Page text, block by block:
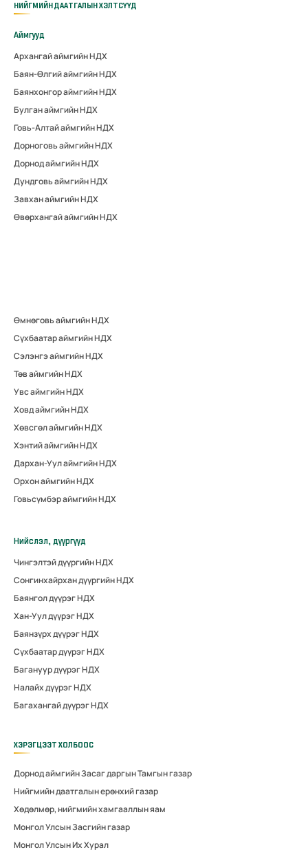
НИЙГМИЙН ДААТГАЛЫН ХЭЛТСҮҮД
Аймгууд
Архангай аймгийн НДХ
Баян-Өлгий аймгийн НДХ
Баянхонгор аймгийн НДХ
Булган аймгийн НДХ
Говь-Алтай аймгийн НДХ
Дорноговь аймгийн НДХ
Дорнод аймгийн НДХ
Дундговь аймгийн НДХ
Завхан аймгийн НДХ
Өвөрхангай аймгийн НДХ
Өмнөговь аймгийн НДХ
Сүхбаатар аймгийн НДХ
Сэлэнгэ аймгийн НДХ
Төв аймгийн НДХ
Увс аймгийн НДХ
Ховд аймгийн НДХ
Хөвсгөл аймгийн НДХ
Хэнтий аймгийн НДХ
Дархан-Уул аймгийн НДХ
Орхон аймгийн НДХ
Говьсүмбэр аймгийн НДХ
Нийслэл, дүүргүүд
Чингэлтэй дүүргийн НДХ
Сонгинхайрхан дүүргийн НДХ
Баянгол дүүрэг НДХ
Хан-Уул дүүрэг НДХ
Баянзүрх дүүрэг НДХ
Сүхбаатар дүүрэг НДХ
Багануур дүүрэг НДХ
Налайх дүүрэг НДХ
Багахангай дүүрэг НДХ
ХЭРЭГЦЭЭТ ХОЛБООС
Дорнод аймгийн Засаг даргын Тамгын газар
Нийгмийн даатгалын ерөнхий газар
Хөдөлмөр, нийгмийн хамгааллын яам
Монгол Улсын Засгийн газар
Монгол Улсын Их Хурал